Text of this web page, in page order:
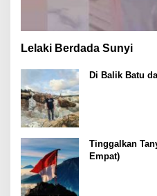
Lelaki Berdada Sunyi
Di Balik Batu
Tinggalkan
Empat)